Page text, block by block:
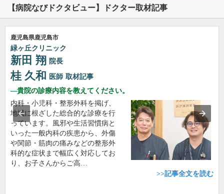
【病院なびドクタビュー】ドクター取材記事
鹿児島県鹿児島市
緑ヶ丘クリニック
新田 翔 院長
桂 久和 医師 取材記事
貴院の診療内容を教えてください。
内科・小児科・整形外科を掲げ、
地域に根ざした総合的な診療を行
っています。風邪や生活習慣病と
いった一般内科の疾患から、外傷
や関節・筋肉の痛みなどの整形外
科的な症状まで幅広く対応してお
り、お子さんからご高…
>>記事全文を読む